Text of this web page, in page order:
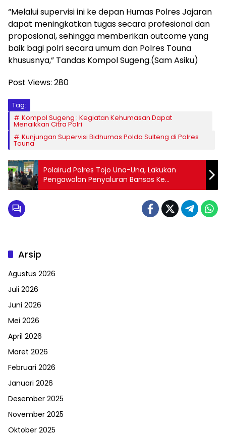
“Melalui supervisi ini ke depan Humas Polres Jajaran
dapat meningkatkan tugas secara profesional dan
proposional, sehingga memberikan outcome yang
baik bagi polri secara umum dan Polres Touna
khususnya,” Tandas Kompol Sugeng.(Sam Asiku)
Post Views: 280
Tag:
Kompol Sugeng : Kegiatan Kehumasan Dapat
Menaikkan Citra Polri
Kunjungan Supervisi Bidhumas Polda Sulteng di Polres
Touna
Polairud Polres Tojo Una-Una, Lakukan
Pengawalan Penyaluran Bansos Ke
Kepulauan Togean
Arsip
Agustus 2026
Juli 2026
Juni 2026
Mei 2026
April 2026
Maret 2026
Februari 2026
Januari 2026
Desember 2025
November 2025
Oktober 2025